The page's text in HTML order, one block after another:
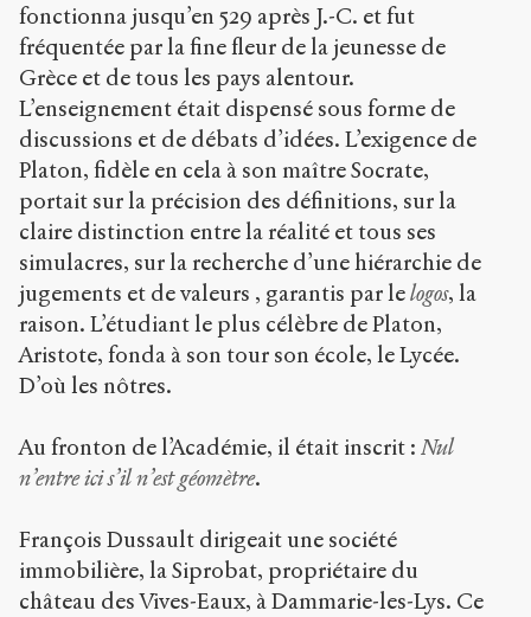
e
s
/
5
/
Copier la
référence
Chicago
Copier la
référence
Bibtex
Creative
Attribution-
NonCommercial-
ShareAlike 4.0
(CC BY-NC-SA
4.0) Sens-Public,
2004
fonctionna jusqu’en 529 après J.-C. et fut
fréquentée par la fine fleur de la jeunesse de
Grèce et de tous les pays alentour.
L’enseignement était dispensé sous forme de
discussions et de débats d’idées. L’exigence de
Platon, fidèle en cela à son maître Socrate,
portait sur la précision des définitions, sur la
claire distinction entre la réalité et tous ses
simulacres, sur la recherche d’une hiérarchie de
jugements et de valeurs , garantis par lelogos, la
raison. L’étudiant le plus célèbre de Platon,
Aristote, fonda à son tour son école, le Lycée.
D’où les nôtres.
Au fronton de l’Académie, il était inscrit : Nul
n’entre ici s’il n’est géomètre.
François Dussault dirigeait une société
immobilière, la Siprobat, propriétaire du
château des Vives-Eaux, à Dammarie-les-Lys. Ce